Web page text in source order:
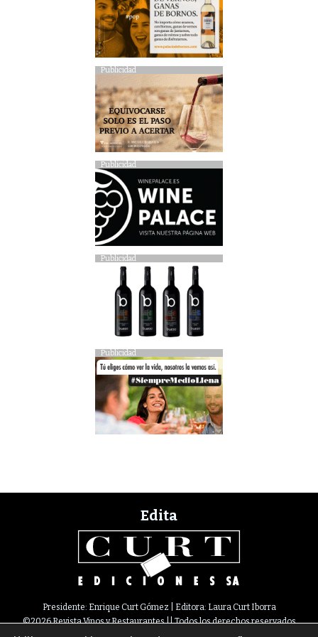
Publicidad
Publicidad
Publicidad
Publicidad
Edita
Presidente: Enrique Curt Gómez | Editora: Laura Curt Iborra
©2026 Revista Vinos y Restaurantes || Todos los derechos reservados